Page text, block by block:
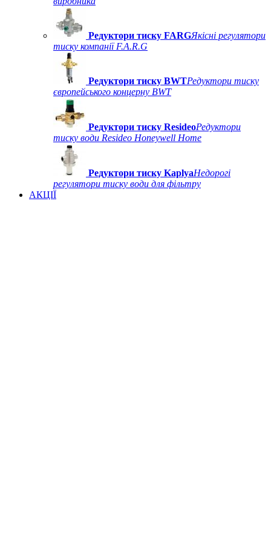
Редуктори тиску FARGЯкісні регулятори
тиску компанії F.A.R.G
Редуктори тиску BWTРедуктори тиску
європейського концерну BWT
Редуктори тиску ResideoРедуктори
тиску води Resideo Honeywell Home
Редуктори тиску KaplyaНедорогі
регулятори тиску води для фільтру
АКЦІЇ